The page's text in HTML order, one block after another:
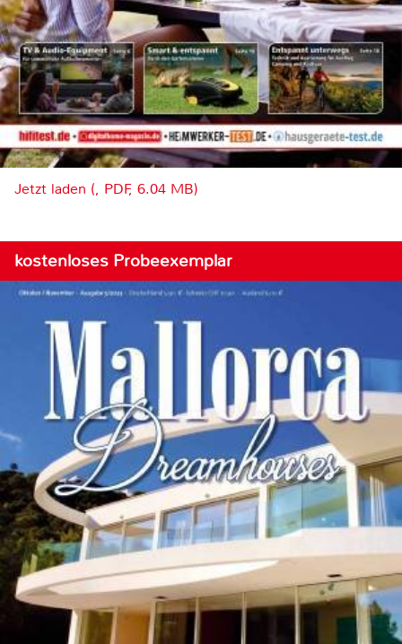
Jetzt laden (, PDF, 6.04 MB)
kostenloses Probeexemplar